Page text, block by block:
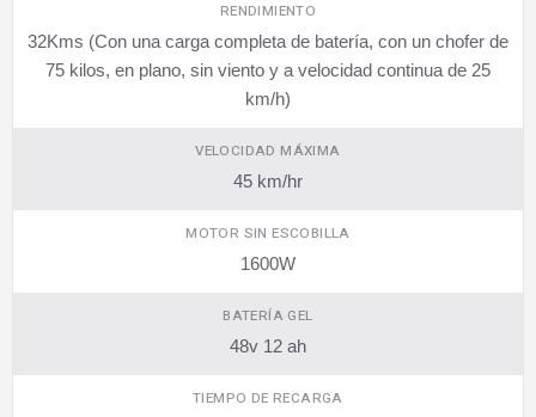
RENDIMIENTO
32Kms (Con una carga completa de batería, con un chofer de
75 kilos, en plano, sin viento y a velocidad continua de 25
km/h)
VELOCIDAD MÁXIMA
45 km/hr
MOTOR SIN ESCOBILLA
1600W
BATERÍA GEL
48v 12 ah
TIEMPO DE RECARGA